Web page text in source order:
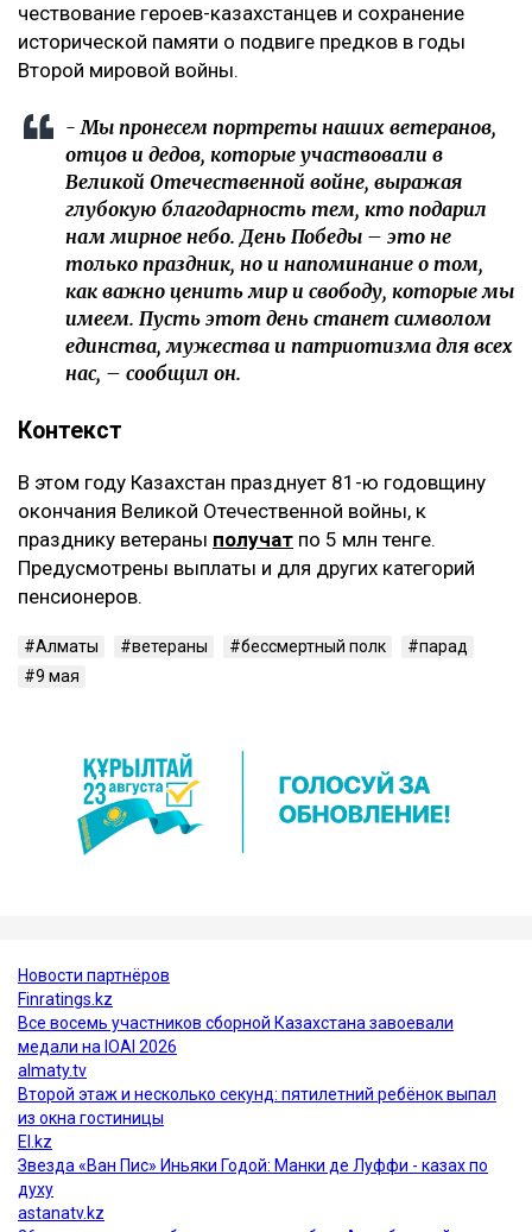
чествование героев-казахстанцев и сохранение
исторической памяти о подвиге предков в годы
Второй мировой войны.
- Мы пронесем портреты наших ветеранов,
отцов и дедов, которые участвовали в
Великой Отечественной войне, выражая
глубокую благодарность тем, кто подарил
нам мирное небо. День Победы – это не
только праздник, но и напоминание о том,
как важно ценить мир и свободу, которые мы
имеем. Пусть этот день станет символом
единства, мужества и патриотизма для всех
нас, – сообщил он.
Контекст
В этом году Казахстан празднует 81-ю годовщину
окончания Великой Отечественной войны, к
празднику ветераны получат по 5 млн тенге.
Предусмотрены выплаты и для других категорий
пенсионеров.
Алматы ветераны бессмертный полк
парад
9 мая